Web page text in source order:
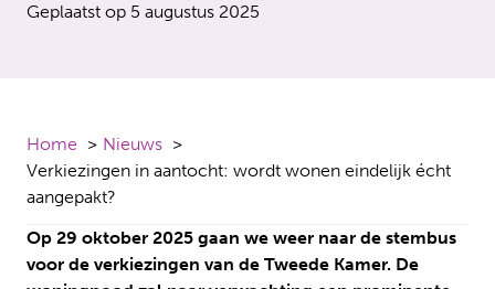
Geplaatst op 5 augustus 2025
Home
Nieuws
Verkiezingen in aantocht: wordt wonen eindelijk écht
aangepakt?
Op 29 oktober 2025 gaan we weer naar de stembus
voor de verkiezingen van de Tweede Kamer. De